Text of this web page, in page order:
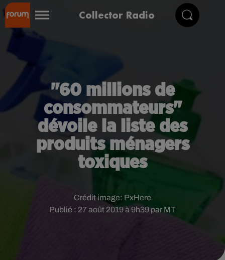
Collector Radio
"60 millions de
consommateurs"
dévoile la liste des
produits ménagers
toxiques
Publié : 27 août 2019 à 9h39 par MT
Crédit image: PxHere